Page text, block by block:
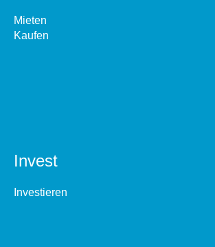
Mieten
Kaufen
Invest
Investieren